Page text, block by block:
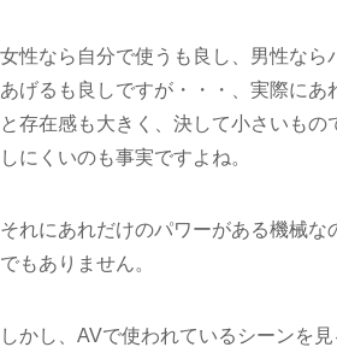
女性なら自分で使うも良し、男性なら
あげるも良しですが・・・、実際にあ
と存在感も大きく、決して小さいもの
しにくいのも事実ですよね。
それにあれだけのパワーがある機械な
でもありません。
しかし、AVで使われているシーンを